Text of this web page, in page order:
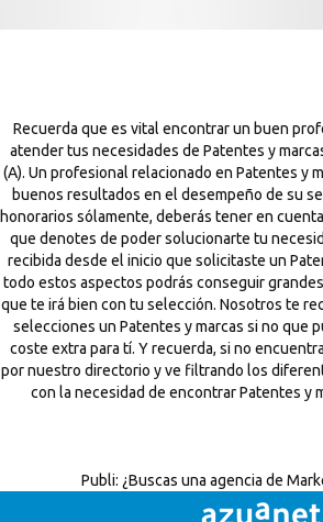
Recuerda que es vital encontrar un buen
atender tus necesidades de Patentes y
(A). Un profesional relacionado en Patentes y
buenos resultados en el desempeño de su
honorarios sólamente, deberás tener en
que denotes de poder solucionarte tu
recibida desde el inicio que solicitaste un
todo estos aspectos podrás conseguir
que te irá bien con tu selección. Nosotros te
selecciones un Patentes y marcas si no que
coste extra para tí. Y recuerda, si no
por nuestro directorio y ve filtrando los
con la necesidad de encontrar Patentes y
Publi: ¿Buscas una agencia de